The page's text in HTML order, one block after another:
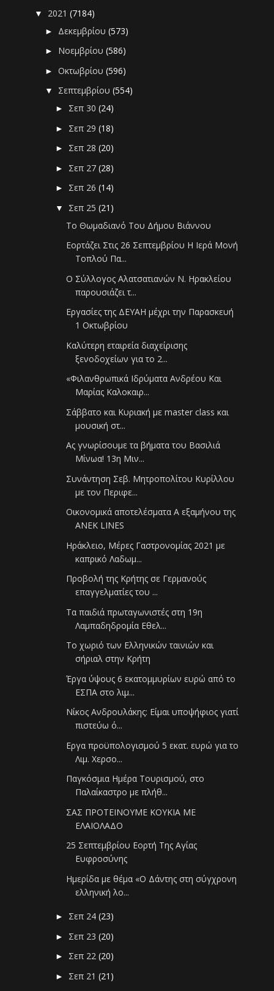
▼ 2021(7184)
► Δεκεμβρίου(573)
► Νοεμβρίου(586)
►Οκτωβρίου(596)
▼ Σεπτεμβρίου(554)
► Σεπ 30(24)
► Σεπ 29(18)
► Σεπ 28(20)
► Σεπ 27(28)
► Σεπ 26(14)
▼ Σεπ 25(21)
Το Θωμαδιανό Του Δήμου Βιάννου
Εορτάζει Στις 26 Σεπτεμβρίου Η Ιερά Μονή
Τοπλού Πα...
Ο Σύλλογος Αλατσατιανών Ν. Ηρακλείου
παρουσιάζει τ...
Εργασίες της ΔΕΥΑΗ μέχρι την Παρασκευή
1 Οκτωβρίου
Καλύτερη εταιρεία διαχείρισης
ξενοδοχείων για το 2...
«Φιλανθρωπικά Ιδρύματα Ανδρέου Και
Μαρίας Καλοκαιρ...
Σάββατο και Κυριακή με master class και
μουσική στ...
Ας γνωρίσουμε τα βήματα του Βασιλιά
Μίνωα! 13η Μιν...
Συνάντηση Σεβ. Μητροπολίτου Κυρίλλου
με τον Περιφε...
Οικονομικά αποτελέσματα Α εξαμήνου της
ΑΝΕΚ LINES
Ηράκλειο, Μέρες Γαστρονομίας 2021 με
καπρικό Λαδωμ...
Προβολή της Κρήτης σε Γερμανούς
επαγγελματίες του ...
Τα παιδιά πρωταγωνιστές στη 19η
Λαμπαδηδρομία Εθελ...
Το χωριό των Ελληνικών ταινιών και
σήριαλ στην Κρήτη
Έργα ύψους 6 εκατομμυρίων ευρώ από το
ΕΣΠΑ στο λιμ...
Νίκος Ανδρουλάκης: Είμαι υποψήφιος γιατί
πιστεύω ό...
Εργα προϋπολογισμού 5 εκατ. ευρώ για το
Λιμ. Χερσο...
Παγκόσμια Ημέρα Τουρισμού, στο
Παλαίκαστρο με πλήθ...
ΣΑΣ ΠΡΟΤΕΙΝΟΥΜΕ ΚΟΥΚΙΑ ΜΕ
ΕΛΑΙΟΛΑΔΟ
25 Σεπτεμβρίου Εορτή Της Αγίας
Ευφροσύνης
Ημερίδα με θέμα «Ο Δάντης στη σύγχρονη
ελληνική λο...
► Σεπ 24(23)
► Σεπ 23(20)
► Σεπ 22(20)
► Σεπ 21(21)